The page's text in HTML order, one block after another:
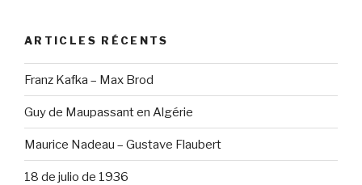
ARTICLES RÉCENTS
Franz Kafka – Max Brod
Guy de Maupassant en Algérie
Maurice Nadeau – Gustave Flaubert
18 de julio de 1936